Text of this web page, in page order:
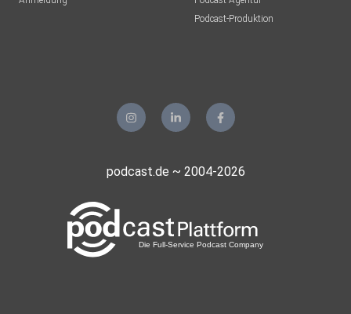
Podcast-Produktion
podcast.de ~ 2004-2026